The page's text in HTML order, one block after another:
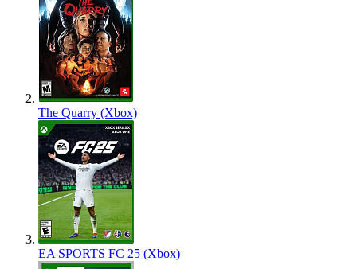
The Quarry (Xbox)
EA SPORTS FC 25 (Xbox)